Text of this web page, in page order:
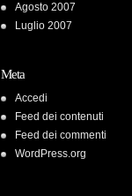
Agosto 2007
Luglio 2007
Meta
Accedi
Feed dei contenuti
Feed dei commenti
WordPress.org